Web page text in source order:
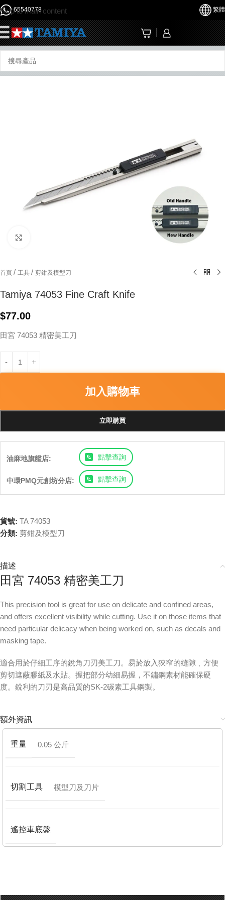
Skip to main content
65540778 繁體
首頁 / 工具 / 剪鉗及模型刀
Tamiya 74053 Fine Craft Knife
$77.00
田宮 74053 精密美工刀
加入購物車
立即購買
油麻地旗艦店: 點擊查詢
中環PMQ元創坊分店: 點擊查詢
貨號: TA 74053
分類: 剪鉗及模型刀
描述
田宮 74053 精密美工刀
This precision tool is great for use on delicate and confined areas,
and offers excellent visibility while cutting. Use it on those items that
need particular delicacy when being worked on, such as decals and
masking tape.
適合用於仔細工序的銳角刀刃美工刀。易於放入狹窄的縫隙﹑方便
剪切遮蔽膠紙及水貼。握把部分幼細易握，不鏽鋼素材能確保硬
度。銳利的刀刃是高品質的SK-2碳素工具鋼製。
額外資訊
重量 0.05 公斤
切割工具 模型刀及刀片
遙控車底盤